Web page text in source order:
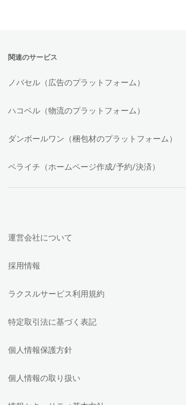
関連のサービス
ノバセル（広告のプラットフォーム）
ハコベル（物流のプラットフォーム）
ダンボールワン（梱包材のプラットフォーム）
ペライチ（ホームページ作成/予約/決済）
運営会社について
採用情報
ラクスルサービス利用規約
特定取引法に基づく表記
個人情報保護方針
個人情報の取り扱い